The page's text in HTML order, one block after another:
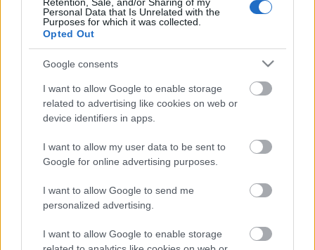
Retention, Sale, and/or Sharing of my
Personal Data that Is Unrelated with the
Purposes for which it was collected.
Opted Out
Google consents
I want to allow Google to enable storage
related to advertising like cookies on web or
device identifiers in apps.
I want to allow my user data to be sent to
Google for online advertising purposes.
I want to allow Google to send me
personalized advertising.
I want to allow Google to enable storage
Laguardia o Isi. A continuación,
algunos de los ganadores de la
antes de que suban de valor!
Valencia
Paulista, Lato – Yunus (Jason), Guillamón, Wass, Hugo
Duro – Marcos André, Guedes.
Estos jugadores son baja : Correia (lesión muscular),
Carlos Soler (lesión muscular), Cheryshev (esguince de
rodilla), Gayà (lesión muscular), Maxi Gómez (sancionado).